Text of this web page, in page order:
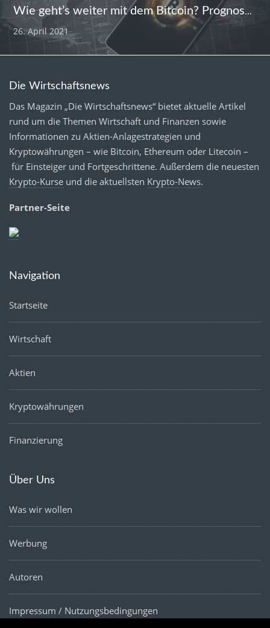
Wie geht’s weiter mit dem Bitcoin? Prognose laut Bull-Variante bald über 90.000 Dollar
26. April 2021
Die Wirtschaftsnews
Das Magazin „Die Wirtschaftsnews“ bietet aktuelle Artikel
rund um die Themen Wirtschaft und Finanzen sowie
Informationen zu Aktien-Anlagestrategien und
Kryptowährungen – wie Bitcoin, Ethereum oder Litecoin –
für Einsteiger und Fortgeschrittene. Außerdem die neuesten
Krypto-Kurse und die aktuellsten Krypto-News.
Partner-Seite
Navigation
Startseite
Wirtschaft
Aktien
Kryptowährungen
Finanzierung
Über Uns
Was wir wollen
Werbung
Autoren
Impressum / Nutzungsbedingungen